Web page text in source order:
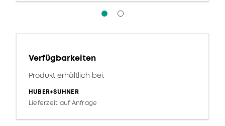
Verfügbarkeiten
Produkt erhältlich bei:
HUBER+SUHNER
Lieferzeit auf Anfrage